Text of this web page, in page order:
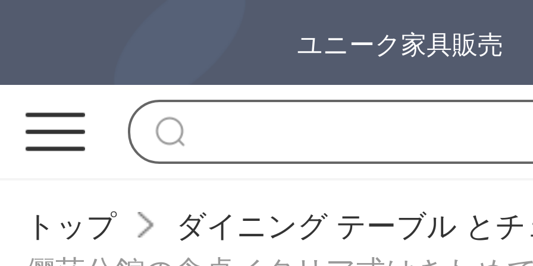
ユニーク家具販売
トップ
ダイニング テーブル と